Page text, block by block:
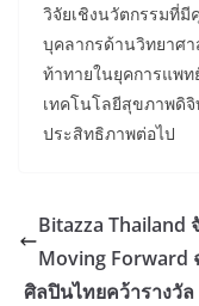
วิจัยเชิงนวัตกรรมที่
บุคลากรด้านวิทยาศ
ท้าทายในยุคการแพ
เทคโนโลยีสุขภาพดิจิ
ประสิทธิภาพต่อไป
Bitazza Thailand
Moving Forward
ศิลปินไทยคว้ารางวั